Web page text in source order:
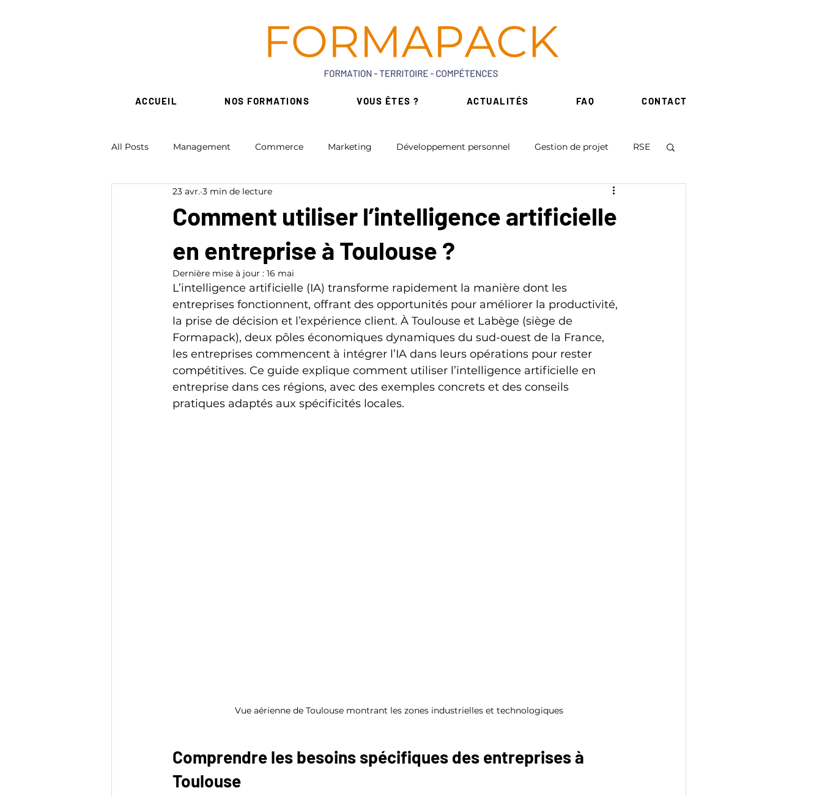
ACCUEIL NOS FORMATIONS VOUS ÊTES ? ACTUALITÉS FAQ CONTACT
All Posts Management Commerce Marketing Développement personnel Gestion de projet RSE
Ressources Humaines Numérique
Création d'entreprise - association Formation Réglementaires Formations de niche
Comment utiliser l’intelligence artificielle
en entreprise à Toulouse ?
23 avr. 3 min de lecture
Dernière mise à jour : 16 mai
L’intelligence artificielle (IA) transforme rapidement la manière dont les
entreprises fonctionnent, offrant des opportunités pour améliorer la productivité,
la prise de décision et l’expérience client. À Toulouse et Labège (siège de
Formapack), deux pôles économiques dynamiques du sud-ouest de la France,
les entreprises commencent à intégrer l’IA dans leurs opérations pour rester
compétitives. Ce guide explique comment utiliser l’intelligence artificielle en
entreprise dans ces régions, avec des exemples concrets et des conseils
pratiques adaptés aux spécificités locales.
Vue aérienne de Toulouse montrant les zones industrielles et technologiques
Comprendre les besoins spécifiques des entreprises à
Toulouse